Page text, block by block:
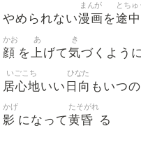
やめられない漫画
まんが
を途中
とちゅ
顔
かお
を 上
あ
げて気
き
づくよう
居心地
いごこち
いい 日向
ひなた
もいつの
影
かげ
になって黄昏
たそがれ
る